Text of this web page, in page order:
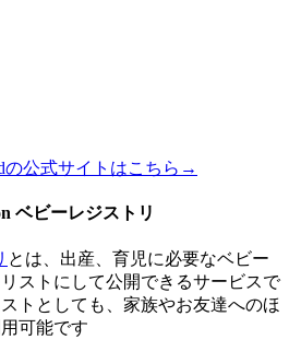
の公式サイトはこちら→
ベビーレジストリ
とは、出産、育児に必要なベビー
ストにして公開できるサービスで
トとしても、家族やお友達へのほ
可能です